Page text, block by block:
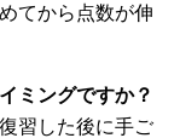
てから点数が伸
ミングですか？
習した後に手ご